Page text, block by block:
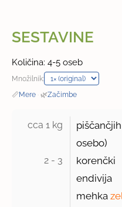
SESTAVINE
Količina: 4-5 oseb
Množilnik:
📏Mere · 🌿Začimbe
cca 1 kg
osebo)
2 - 3
korenčki
endivija
mehka